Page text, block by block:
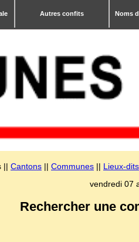
Autres confits Noms
|| Cantons || Communes || Lieux-dits
vendredi 07
Rechercher une